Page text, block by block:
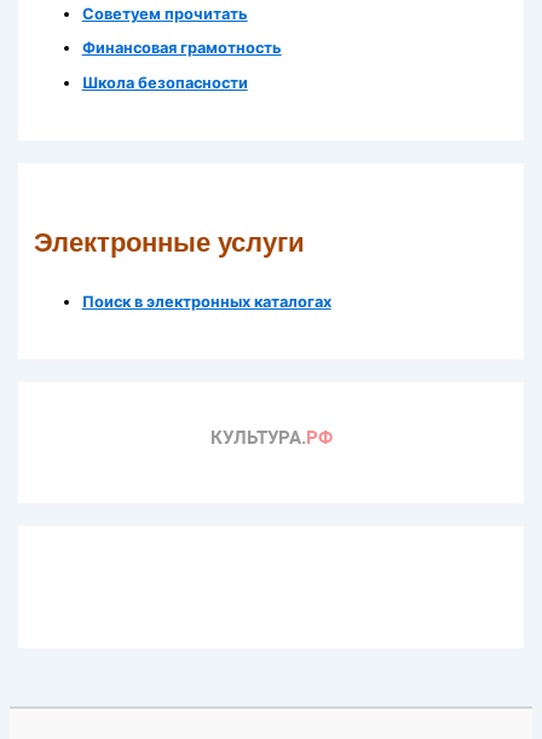
Советуем прочитать
Финансовая грамотность
Школа безопасности
Электронные услуги
Поиск в электронных каталогах